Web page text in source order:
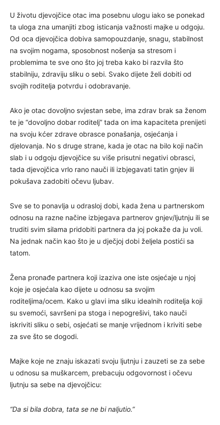
U životu djevojčice otac ima posebnu ulogu iako se ponekad
ta uloga zna umanjiti zbog isticanja važnosti majke u odgoju.
Od oca djevojčica dobiva samopouzdanje, snagu, stabilnost
na svojim nogama, sposobnost nošenja sa stresom i
problemima te sve ono što joj treba kako bi razvila što
stabilniju, zdraviju sliku o sebi. Svako dijete želi dobiti od
svojih roditelja potvrdu i odobravanje.
Ako je otac dovoljno svjestan sebe, ima zdrav brak sa ženom
te je “dovoljno dobar roditelj” tada on ima kapaciteta prenijeti
na svoju kćer zdrave obrasce ponašanja, osjećanja i
djelovanja. No s druge strane, kada je otac na bilo koji način
slab i u odgoju djevojčice su više prisutni negativi obrasci,
tada djevojčica vrlo rano nauči ili izbjegavati tatin gnjev ili
pokušava zadobiti očevu ljubav.
Sve se to ponavlja u odrasloj dobi, kada žena u partnerskom
odnosu na razne načine izbjegava partnerov gnjev/ljutnju ili se
truditi svim silama pridobiti partnera da joj pokaže da ju voli.
Na jednak način kao što je u dječjoj dobi željela postići sa
tatom.
Žena pronađe partnera koji izaziva one iste osjećaje u njoj
koje je osjećala kao dijete u odnosu sa svojim
roditeljima/ocem. Kako u glavi ima sliku idealnih roditelja koji
su svemoći, savršeni pa stoga i nepogrešivi, tako nauči
iskriviti sliku o sebi, osjećati se manje vrijednom i kriviti sebe
za sve što se dogodi.
Majke koje ne znaju iskazati svoju ljutnju i zauzeti se za sebe
u odnosu sa muškarcem, prebacuju odgovornost i očevu
ljutnju sa sebe na djevojčicu:
“Da si bila dobra, tata se ne bi naljutio.”